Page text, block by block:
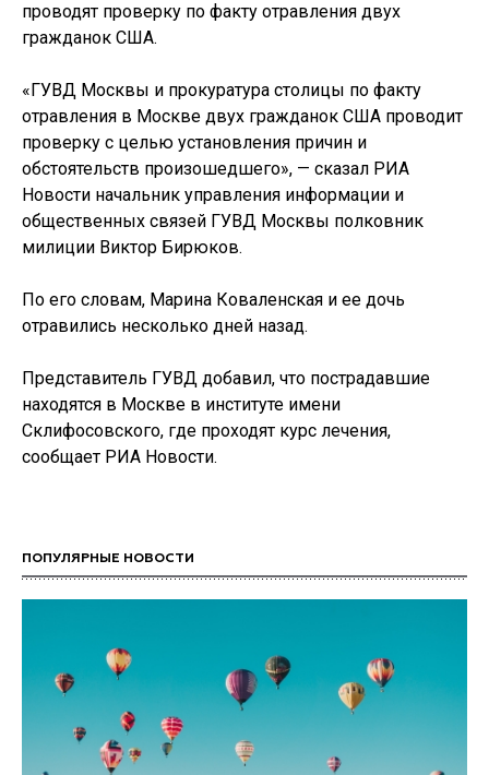
проводят проверку по факту отравления двух
гражданок США.
«ГУВД Москвы и прокуратура столицы по факту
отравления в Москве двух гражданок США проводит
проверку с целью установления причин и
обстоятельств произошедшего», — сказал РИА
Новости начальник управления информации и
общественных связей ГУВД Москвы полковник
милиции Виктор Бирюков.
По его словам, Марина Коваленская и ее дочь
отравились несколько дней назад.
Представитель ГУВД добавил, что пострадавшие
находятся в Москве в институте имени
Склифосовского, где проходят курс лечения,
сообщает РИА Новости.
ПОПУЛЯРНЫЕ НОВОСТИ